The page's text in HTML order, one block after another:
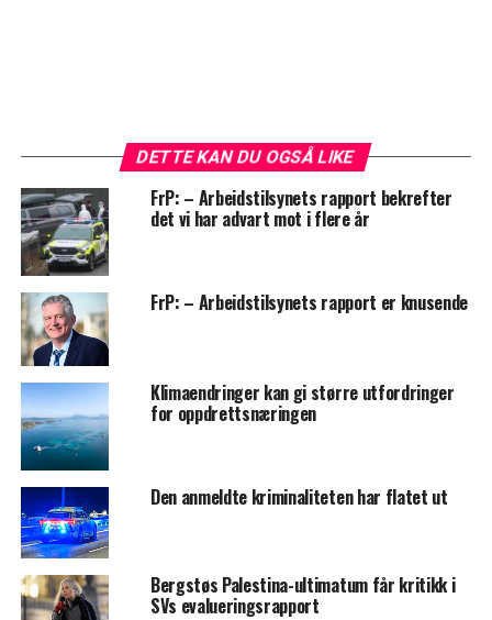
DETTE KAN DU OGSÅ LIKE
FrP: – Arbeidstilsynets rapport bekrefter
det vi har advart mot i flere år
FrP: – Arbeidstilsynets rapport er knusende
Klimaendringer kan gi større utfordringer
for oppdrettsnæringen
Den anmeldte kriminaliteten har flatet ut
Bergstøs Palestina-ultimatum får kritikk i
SVs evalueringsrapport